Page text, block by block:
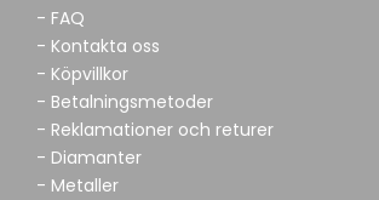
- FAQ
- Kontakta oss
- Köpvillkor
- Betalningsmetoder
- Reklamationer och returer
- Diamanter
- Metaller